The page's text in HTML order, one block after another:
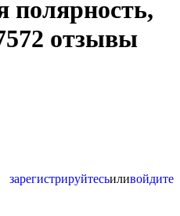
полярность,
отзывы
зарегистрируйтесьиливойдите